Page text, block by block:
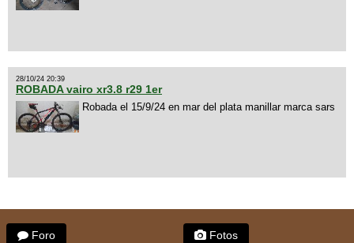
28/10/24 20:39
ROBADA vairo xr3.8 r29 1er
Robada el 15/9/24 en mar del plata manillar marca sars
Foro
Fotos